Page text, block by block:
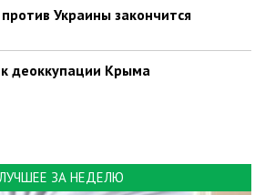
Украины закончится
к деоккупации Крыма
ЗА НЕДЕЛЮ